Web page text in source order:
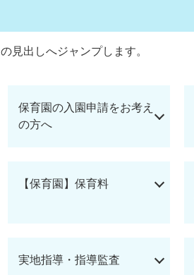
見出しへジャンプします。
保育園の入園申請をお考え
の方へ
【保育園】保育料
実地指導・指導監査